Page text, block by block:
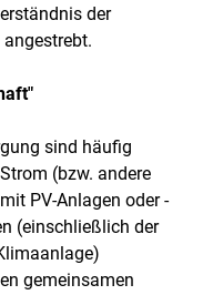
der
sind häufig
(bzw. andere
PV-Anlagen oder -
(einschließlich der
gemeinsamen